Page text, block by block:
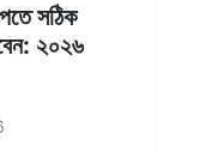
সঠিক
২০২৬